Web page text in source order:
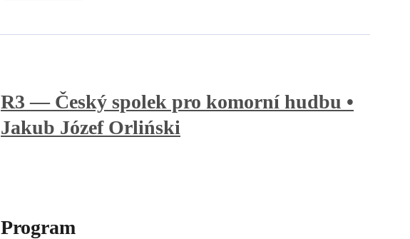
R3 — Český spolek pro komorní hudbu •
Jakub Józef Orliński
Program